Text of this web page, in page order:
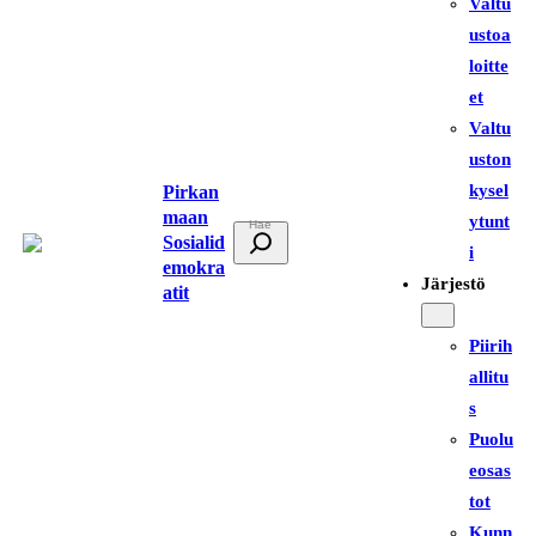
Pirkan
maan
Sosialid
emokra
atit
t
ustoa
loitte
et
Valtu
uston
kysel
ytunt
i
Järjestö
Piirih
allitu
s
Puolu
eosas
tot
Kunn